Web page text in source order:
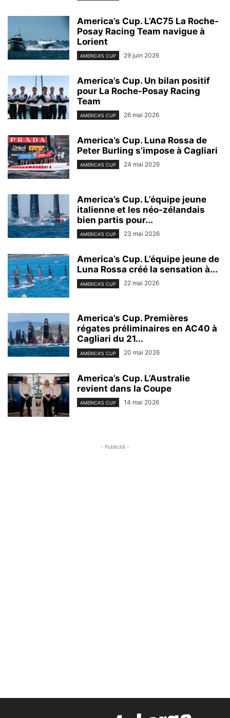
America’s Cup. L’AC75 La Roche-
Posay Racing Team navigue à
Lorient
AMERICA'S CUP 29 juin 2026
America’s Cup. Un bilan positif
pour La Roche-Posay Racing
Team
AMERICA'S CUP 26 mai 2026
America’s Cup. Luna Rossa de
Peter Burling s’impose à Cagliari
AMERICA'S CUP 24 mai 2026
America’s Cup. L’équipe jeune
italienne et les néo-zélandais
bien partis pour...
AMERICA'S CUP 23 mai 2026
America’s Cup. L’équipe jeune de
Luna Rossa créé la sensation à...
AMERICA'S CUP 22 mai 2026
America’s Cup. Premières
régates préliminaires en AC40 à
Cagliari du 21...
AMERICA'S CUP 20 mai 2026
America’s Cup. L’Australie
revient dans la Coupe
AMERICA'S CUP 14 mai 2026
- Publicité -